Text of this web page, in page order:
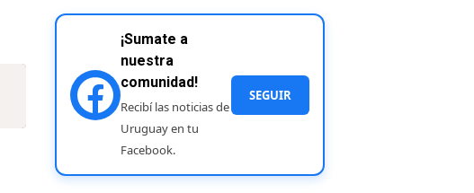
¡Sumate a
nuestra
comunidad!
Recibí las noticias de
Uruguay en tu
Facebook.
SEGUIR